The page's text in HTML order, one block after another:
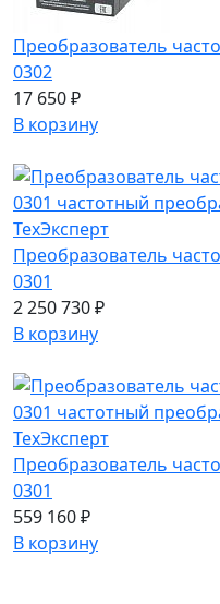
Преобразователь
0302
17 650 ₽
В корзину
Преобразователь
0301
2 250 730 ₽
В корзину
Преобразователь
0301
559 160 ₽
В корзину